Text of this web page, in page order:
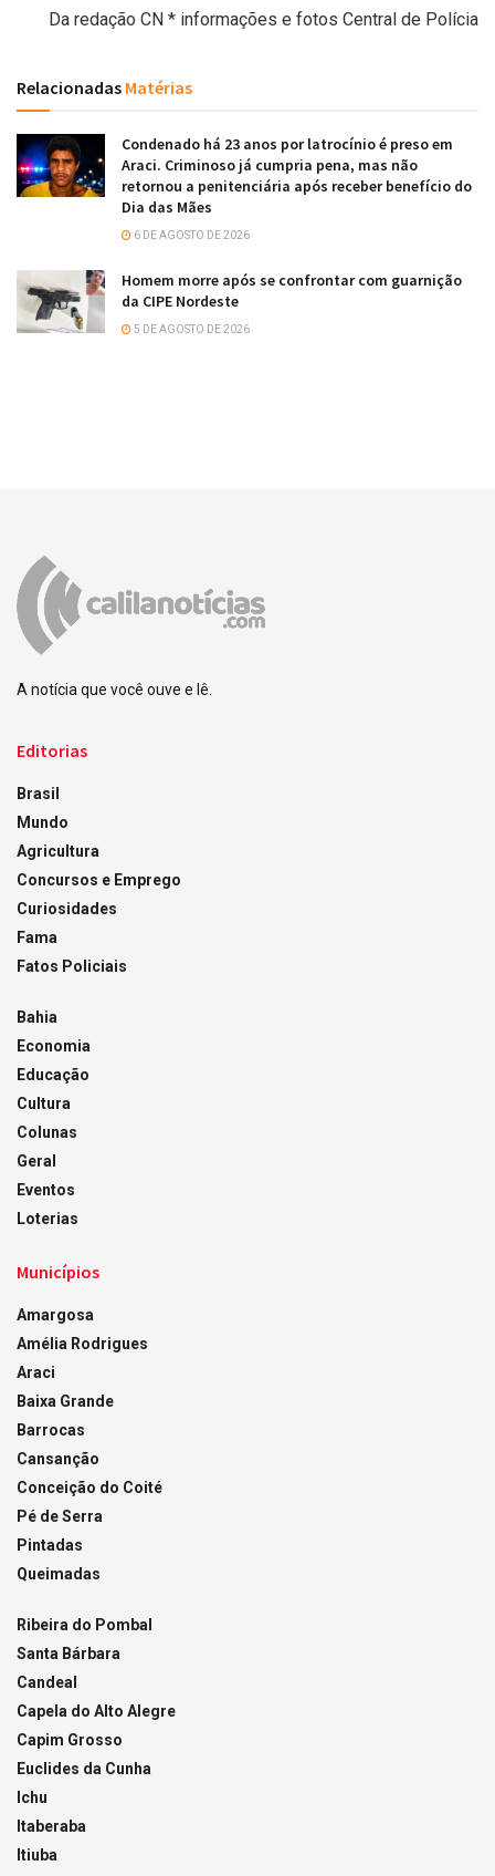
Da redação CN * informações e fotos Central de Polícia
Relacionadas Matérias
Condenado há 23 anos por latrocínio é preso em
Araci. Criminoso já cumpria pena, mas não
retornou a penitenciária após receber benefício do
Dia das Mães
6 DE AGOSTO DE 2026
Homem morre após se confrontar com guarnição
da CIPE Nordeste
5 DE AGOSTO DE 2026
A notícia que você ouve e lê.
Editorias
Brasil
Mundo
Agricultura
Concursos e Emprego
Curiosidades
Fama
Fatos Policiais
Bahia
Economia
Educação
Cultura
Colunas
Geral
Eventos
Loterias
Municípios
Amargosa
Amélia Rodrigues
Araci
Baixa Grande
Barrocas
Cansanção
Conceição do Coité
Pé de Serra
Pintadas
Queimadas
Ribeira do Pombal
Santa Bárbara
Candeal
Capela do Alto Alegre
Capim Grosso
Euclides da Cunha
Ichu
Itaberaba
Itiuba